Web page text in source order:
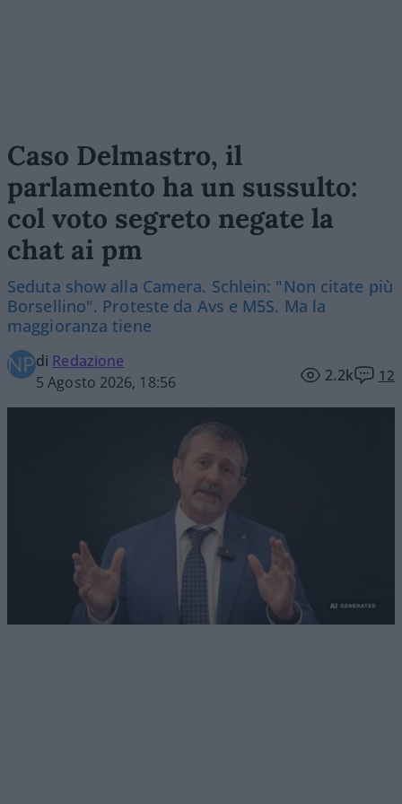
Caso Delmastro, il
parlamento ha un sussulto:
col voto segreto negate la
chat ai pm
Seduta show alla Camera. Schlein: "Non citate più
Borsellino". Proteste da Avs e M5S. Ma la
maggioranza tiene
di Redazione
5 Agosto 2026, 18:56
2.2k 12